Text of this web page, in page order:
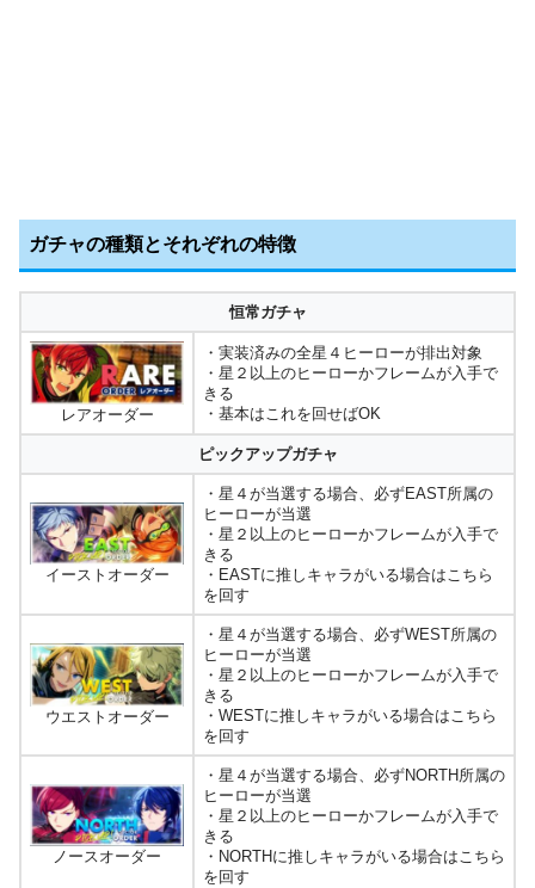
ガチャの種類とそれぞれの特徴
恒常ガチャ
レアオーダー
・実装済みの全星４ヒーローが排出対象
・星２以上のヒーローかフレームが入手で
きる
・基本はこれを回せばOK
ピックアップガチャ
イーストオーダー
・星４が当選する場合、必ずEAST所属の
ヒーローが当選
・星２以上のヒーローかフレームが入手で
きる
・EASTに推しキャラがいる場合はこちら
を回す
ウエストオーダー
・星４が当選する場合、必ずWEST所属の
ヒーローが当選
・星２以上のヒーローかフレームが入手で
きる
・WESTに推しキャラがいる場合はこちら
を回す
ノースオーダー
・星４が当選する場合、必ずNORTH所属の
ヒーローが当選
・星２以上のヒーローかフレームが入手で
きる
・NORTHに推しキャラがいる場合はこちら
を回す